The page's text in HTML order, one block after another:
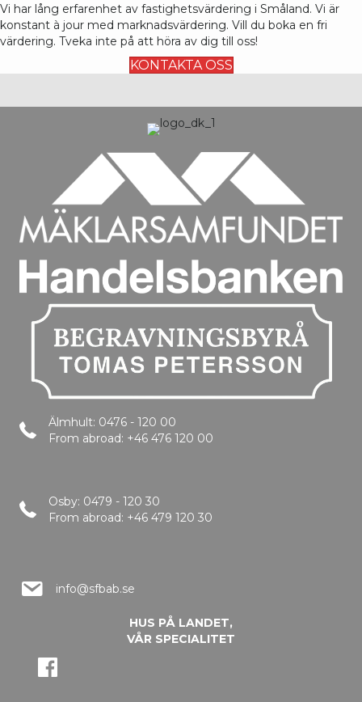
Vi har lång erfarenhet av fastighetsvärdering i Småland. Vi är
konstant à jour med marknadsvärdering. Vill du boka en fri
värdering. Tveka inte på att höra av dig till oss!
KONTAKTA OSS
Älmhult: 0476 - 120 00
From abroad: +46 476 120 00
Osby: 0479 - 120 30
From abroad: +46 479 120 30
info@sfbab.se
HUS PÅ LANDET,
VÅR SPECIALITET